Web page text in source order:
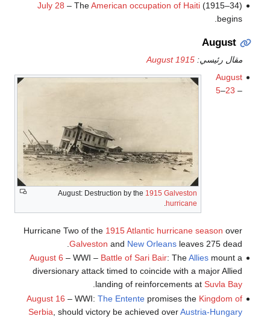
July 28 – TheAmerican occupation of Haiti(1915–34)
begins.
August
مقال رئيسي:August 1915
August: Destruction by the 1915 Galveston
hurricane
August
5–23 –
Hurricane Two of the 1915 Atlantic hurricane season over
Galveston and New Orleansleaves 275 dead.
August 6 – WWI – Battle of Sari Bair: TheAlliesmount a
diversionary attack timed to coincide with a major Allied
landing of reinforcements at Suvla Bay
.
August 16 – WWI: The Ententepromises the Kingdom of
Serbia , should victory be achieved overAustria-Hungary